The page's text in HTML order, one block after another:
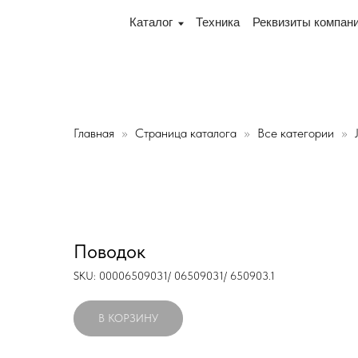
Каталог Техника Реквизиты компании
Промышленный 16, офис № 15 2-й этаж, склад
Главная Страница каталога Все категории
Поводок
SKU: 00006509031/ 06509031/ 650903.1
В КОРЗИНУ